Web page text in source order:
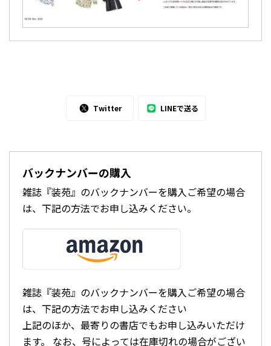
Twitter LINEで送る
バックナンバーの購入
雑誌『装苑』のバックナンバーを購入ご希望の場合
は、下記の方法でお申し込みください。
雑誌『装苑』のバックナンバーを購入ご希望の場合
は、下記の方法でお申し込みください
上記のほか、最寄りの書店でもお申し込みいただけ
ます。 なお、号によっては在庫切れの場合がござい